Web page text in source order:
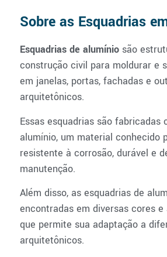
Sobre as Esquadrias
Esquadrias de alumínio são
construção civil para moldurar e
em janelas, portas, fachadas e
arquitetônicos.
Essas esquadrias são fabricadas
alumínio, um material conhecido
resistente à corrosão, durável e
manutenção.
Além disso, as esquadrias de
encontradas em diversas cores e
que permite sua adaptação a
arquitetônicos.